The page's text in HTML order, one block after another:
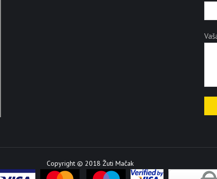
Copyright © 2018 Žuti Mačak